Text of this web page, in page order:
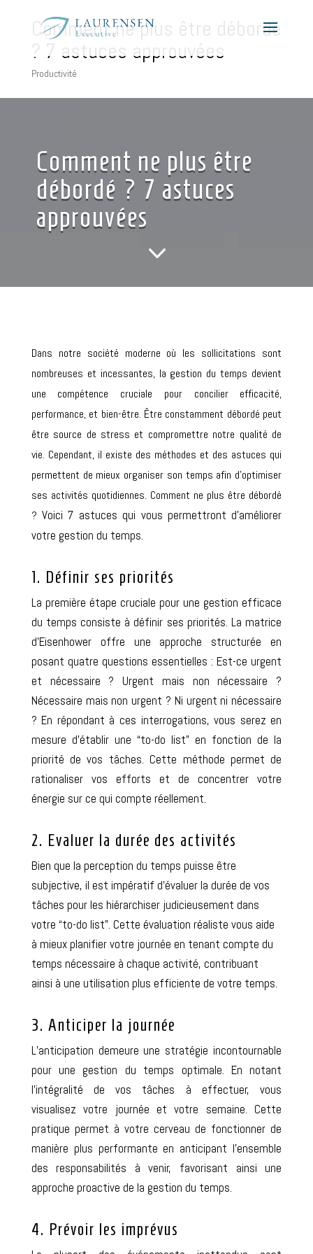
Comment ne plus être débordé
? 7 astuces approuvées
Productivité
Comment ne plus être
débordé ? 7 astuces
approuvées
3
Dans notre société moderne où les sollicitations sont
nombreuses et incessantes, la gestion du temps devient
une compétence cruciale pour concilier efficacité,
performance, et bien-être. Être constamment débordé peut
être source de stress et compromettre notre qualité de
vie. Cependant, il existe des méthodes et des astuces qui
permettent de mieux organiser son temps afin d’optimiser
ses activités quotidiennes. Comment ne plus être débordé
?Voici 7 astuces qui vous permettront d’améliorer
votre gestion du temps.
1. Définir ses priorités
La première étape cruciale pour une gestion efficace
du temps consiste à définir ses priorités. La matrice
d’Eisenhower offre une approche structurée en
posant quatre questions essentielles : Est-ce urgent
et nécessaire ? Urgent mais non nécessaire ?
Nécessaire mais non urgent ? Ni urgent ni nécessaire
? En répondant à ces interrogations, vous serez en
mesure d’établir une “to-do list” en fonction de la
priorité de vos tâches. Cette méthode permet de
rationaliser vos efforts et de concentrer votre
énergie sur ce qui compte réellement.
2. Evaluer la durée des activités
Bien que la perception du temps puisse être
subjective, il est impératif d’évaluer la durée de vos
tâches pour les hiérarchiser judicieusement dans
votre “to-do list”. Cette évaluation réaliste vous aide
à mieux planifier votre journée en tenant compte du
temps nécessaire à chaque activité, contribuant
ainsi à une utilisation plus efficiente de votre temps.
3. Anticiper la journée
L’anticipation demeure une stratégie incontournable
pour une gestion du temps optimale. En notant
l’intégralité de vos tâches à effectuer, vous
visualisez votre journée et votre semaine. Cette
pratique permet à votre cerveau de fonctionner de
manière plus performante en anticipant l’ensemble
des responsabilités à venir, favorisant ainsi une
approche proactive de la gestion du temps.
4. Prévoir les imprévus